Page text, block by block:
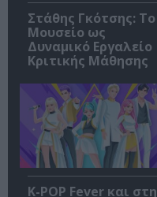
Στάθης Γκότσης: Το
Μουσείο ως
Δυναμικό Εργαλείο
Κριτικής Μάθησης
K-POP Fever και στη